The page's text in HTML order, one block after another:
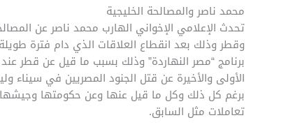
محمد ناصر والمصالحة الخليجية
تحدث الإعلامي الإخواني الهارب محمد ناصر عن
وقطر وذلك بعد انقطاع العلاقات الذي دام فترة
برنامج “مصر النهاردة” وذلك بسبب ما قيل عن قطر
الأولى والأخيرة عن قتل الجنود المصريين في سيناء
برغم كل ذلك وكل ما قيل عنها وعن حكومتها وجيشها،
تعاملات مثل السابق.